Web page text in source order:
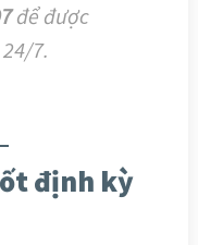
để được
7.
định kỳ